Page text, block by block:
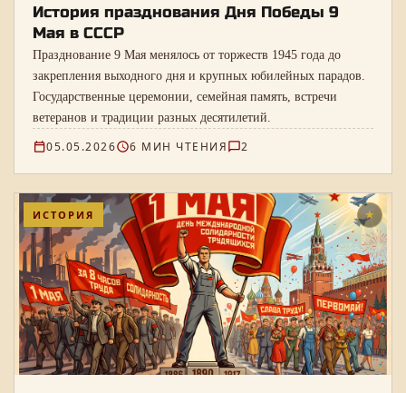
История празднования Дня Победы 9
Мая в СССР
Празднование 9 Мая менялось от торжеств 1945 года до
закрепления выходного дня и крупных юбилейных парадов.
Государственные церемонии, семейная память, встречи
ветеранов и традиции разных десятилетий.
05.05.2026 6 МИН ЧТЕНИЯ 2
ИСТОРИЯ ★